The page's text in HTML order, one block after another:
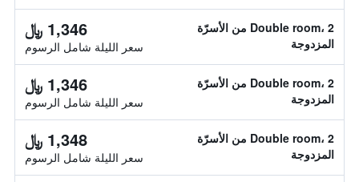
Double room، 2 من الأسرّة
المزدوجة
1,346 ﷼
سعر الليلة شامل الرسوم
Double room، 2 من الأسرّة
المزدوجة
1,346 ﷼
سعر الليلة شامل الرسوم
Double room، 2 من الأسرّة
المزدوجة
1,348 ﷼
سعر الليلة شامل الرسوم